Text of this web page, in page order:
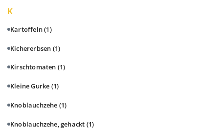
K
Kartoffeln(1)
Kichererbsen (1)
Kirschtomaten (1)
Kleine Gurke (1)
Knoblauchzehe (1)
Knoblauchzehe, gehackt (1)